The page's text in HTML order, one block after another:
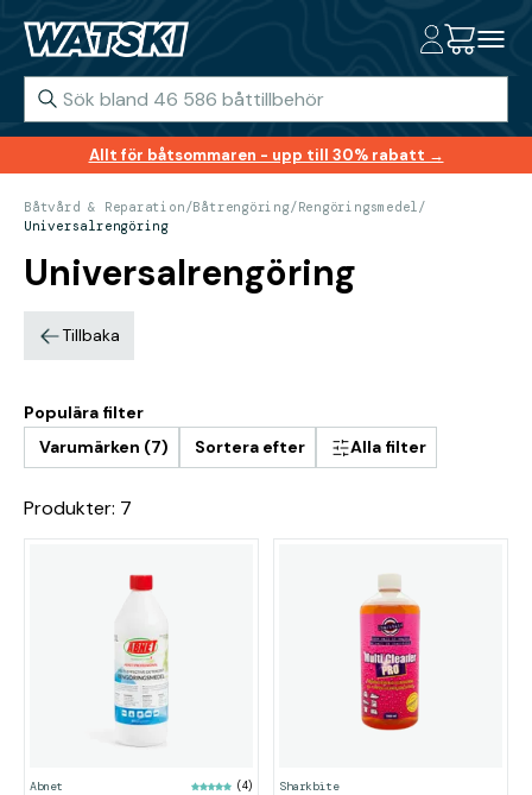
Allt för båtsommaren - upp till 30% rabatt →
Båtvård & Reparation/Båtrengöring/Rengöringsmedel/
Universalrengöring
Universalrengöring
Tillbaka
Populära filter
Varumärken (7)
Sortera efter Alla filter
Produkter: 7
Abnet (4) Sharkbite